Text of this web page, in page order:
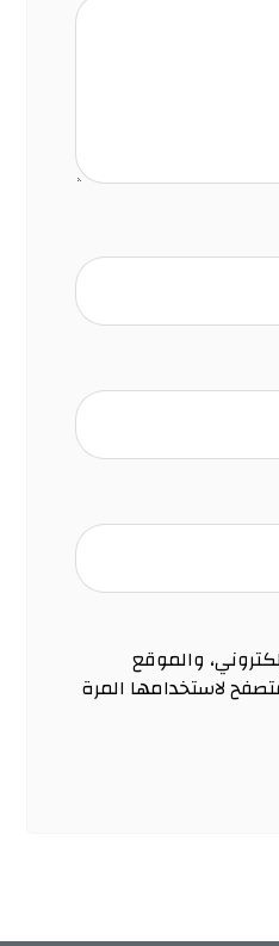
والموقع
لاستخدامها المرة